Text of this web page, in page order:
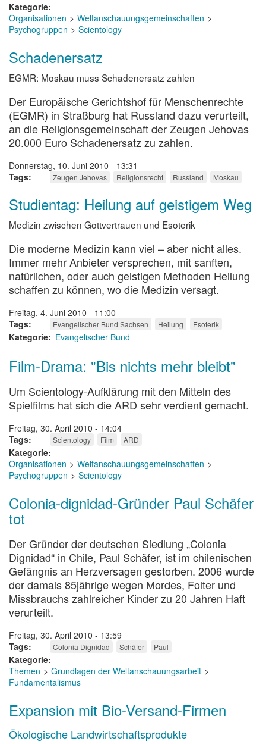
Kategorie
Organisationen
Weltanschauungsgemeinschaften
Psychogruppen
Scientology
Schadenersatz
EGMR: Moskau muss Schadenersatz zahlen
Der Europäische Gerichtshof für Menschenrechte
(EGMR) in Straßburg hat Russland dazu verurteilt,
an die Religionsgemeinschaft der Zeugen Jehovas
20.000 Euro Schadenersatz zu zahlen.
Donnerstag, 10. Juni 2010 - 13:31
Tags
Zeugen Jehovas Religionsrecht Russland Moskau
Studientag: Heilung auf geistigem Weg
Medizin zwischen Gottvertrauen und Esoterik
Die moderne Medizin kann viel – aber nicht alles.
Immer mehr Anbieter versprechen, mit sanften,
natürlichen, oder auch geistigen Methoden Heilung
schaffen zu können, wo die Medizin versagt.
Freitag, 4. Juni 2010 - 11:00
Tags
Evangelischer Bund Sachsen Heilung Esoterik
Kategorie Evangelischer Bund
Film-Drama: "Bis nichts mehr bleibt"
Um Scientology-Aufklärung mit den Mitteln des
Spielfilms hat sich die ARD sehr verdient gemacht.
Freitag, 30. April 2010 - 14:04
Tags
Scientology Film ARD
Kategorie
Organisationen
Weltanschauungsgemeinschaften
Psychogruppen
Scientology
Colonia-dignidad-Gründer Paul Schäfer
tot
Der Gründer der deutschen Siedlung „Colonia
Dignidad“ in Chile, Paul Schäfer, ist im chilenischen
Gefängnis an Herzversagen gestorben. 2006 wurde
der damals 85jährige wegen Mordes, Folter und
Missbrauchs zahlreicher Kinder zu 20 Jahren Haft
verurteilt.
Freitag, 30. April 2010 - 13:59
Tags
Colonia Dignidad Schäfer Paul
Kategorie
Themen
Grundlagen der Weltanschauungsarbeit
Fundamentalismus
Expansion mit Bio-Versand-Firmen
Ökologische Landwirtschaftsprodukte